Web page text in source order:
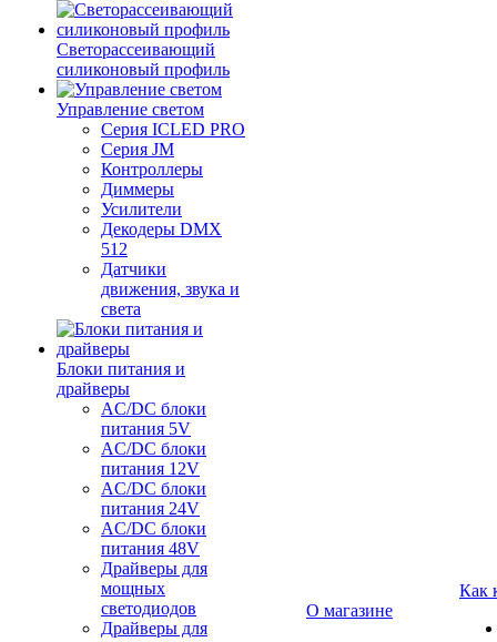
Светорассеивающий
силиконовый профиль
Управление светом
Серия ICLED PRO
Серия JM
Контроллеры
Диммеры
Усилители
Декодеры DMX
512
Датчики
движения, звука и
света
Блоки питания и
драйверы
AC/DC блоки
питания 5V
AC/DC блоки
питания 12V
AC/DC блоки
питания 24V
AC/DC блоки
питания 48V
Драйверы для
мощных
светодиодов
Драйверы для
О магазине
Как